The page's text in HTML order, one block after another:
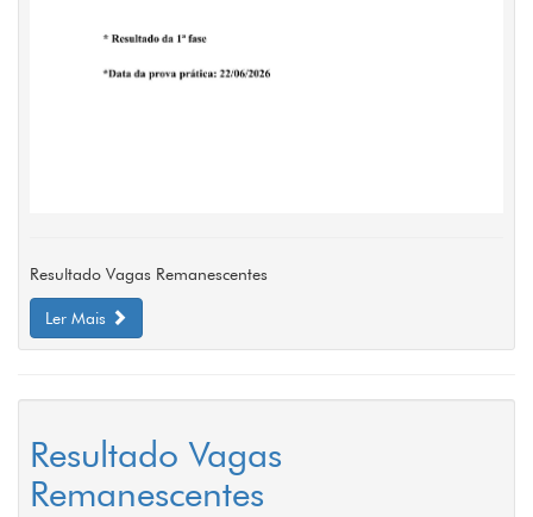
Resultado Vagas Remanescentes
Ler Mais
Resultado Vagas
Remanescentes